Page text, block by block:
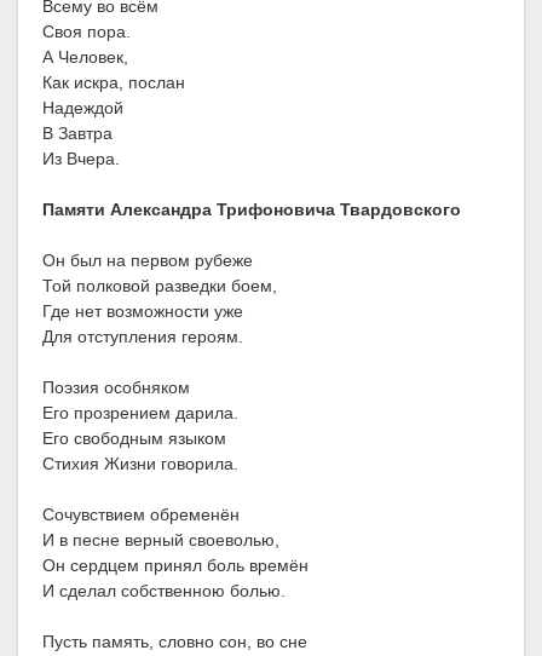
Всему во всём
Своя пора.
А Человек,
Как искра, послан
Надеждой
В Завтра
Из Вчера.
Памяти Александра Трифоновича Твардовского
Он был на первом рубеже
Той полковой разведки боем,
Где нет возможности уже
Для отступления героям.
Поэзия особняком
Его прозрением дарила.
Его свободным языком
Стихия Жизни говорила.
Сочувствием обременён
И в песне верный своеволью,
Он сердцем принял боль времён
И сделал собственною болью.
Пусть память, словно сон, во сне